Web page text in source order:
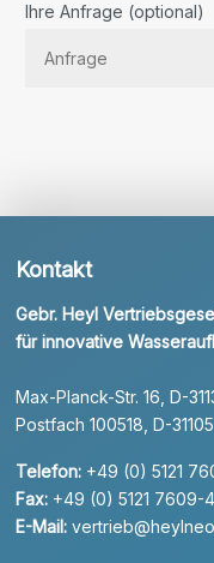
Ihre Anfrage (optional)
Kontakt
Gebr. Heyl
für innovative
Max-Planck-Str. 16, D-
Postfach 100518, D-
Telefon: +49 (0) 5121
Fax: +49 (0) 5121 7609-
E-Mail: